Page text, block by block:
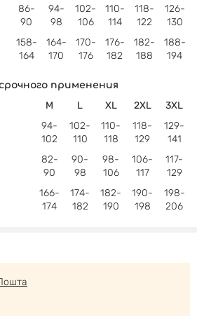
86-
90
94-
98
102-
106
110-
114
118-
122
126-
130
158-
164
164-
170
170-
176
176-
182
182-
188
188-
194
применения
M L XL 2XL 3XL
94-
102
102-
110
110-
118
118-
129
129-
141
82-
90
90-
98
98-
106
106-
117
117-
129
166-
174
174-
182
182-
190
190-
198
198-
206